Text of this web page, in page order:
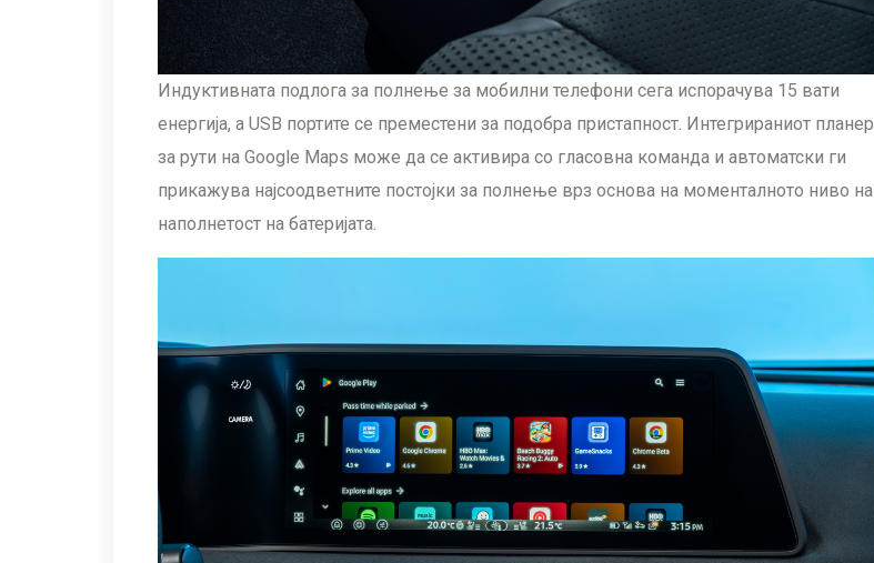
Индуктивната подлога за полнење за мобилни телефони сега испорачува 15 вати
енергија, а USB портите се преместени за подобра пристапност. Интегрираниот планер
за рути на Google Maps може да се активира со гласовна команда и автоматски ги
прикажува најсоодветните постојки за полнење врз основа на моменталното ниво на
наполнетост на батеријата.